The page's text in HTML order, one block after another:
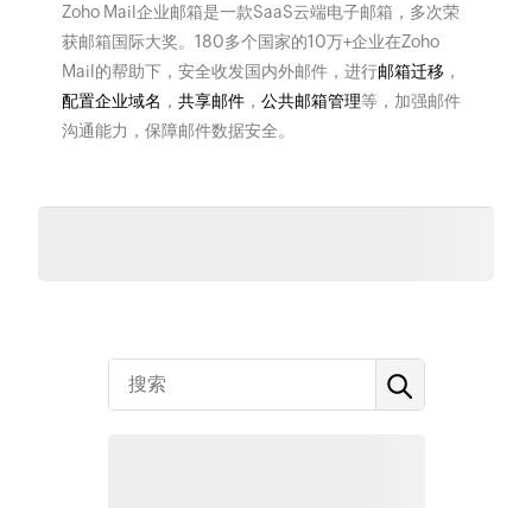
Zoho Mail企业邮箱是一款SaaS云端电子邮箱，多次荣
获邮箱国际大奖。180多个国家的10万+企业在Zoho
Mail的帮助下，安全收发国内外邮件，进行邮箱迁移 ，
配置企业域名 ， 共享邮件， 公共邮箱管理等，加强邮件
沟通能力，保障邮件数据安全。